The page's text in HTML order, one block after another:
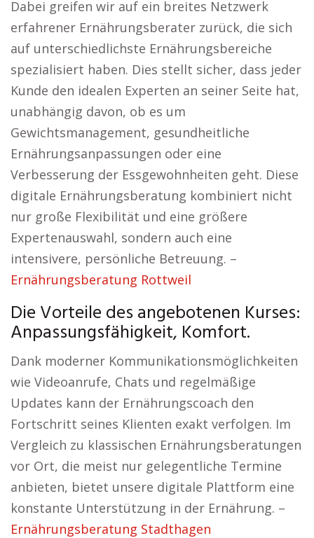
Dabei greifen wir auf ein breites Netzwerk
erfahrener Ernährungsberater zurück, die sich
auf unterschiedlichste Ernährungsbereiche
spezialisiert haben. Dies stellt sicher, dass jeder
Kunde den idealen Experten an seiner Seite hat,
unabhängig davon, ob es um
Gewichtsmanagement, gesundheitliche
Ernährungsanpassungen oder eine
Verbesserung der Essgewohnheiten geht. Diese
digitale Ernährungsberatung kombiniert nicht
nur große Flexibilität und eine größere
Expertenauswahl, sondern auch eine
intensivere, persönliche Betreuung. –
Ernährungsberatung Rottweil
Die Vorteile des angebotenen Kurses:
Anpassungsfähigkeit, Komfort.
Dank moderner Kommunikationsmöglichkeiten
wie Videoanrufe, Chats und regelmäßige
Updates kann der Ernährungscoach den
Fortschritt seines Klienten exakt verfolgen. Im
Vergleich zu klassischen Ernährungsberatungen
vor Ort, die meist nur gelegentliche Termine
anbieten, bietet unsere digitale Plattform eine
konstante Unterstützung in der Ernährung. –
Ernährungsberatung Stadthagen